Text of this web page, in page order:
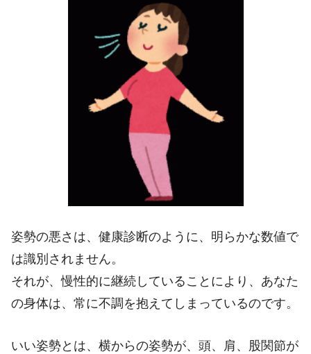
姿勢の悪さは、健康診断のように、明らかな数値で
は識別されません。
それが、慢性的に継続していることにより、あなた
の身体は、常に不調を抱えてしまっているのです。
いい姿勢とは、横からの姿勢が、頭、肩、股関節が